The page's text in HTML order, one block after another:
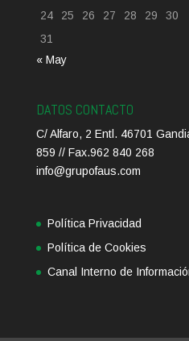
24
25 26 27 28 29
30
31
« May
DATOS CONTACTO
C/ Alfaro, 2 Entl. 46701
859 // Fax.962 840 268
info@grupofaus.com
Política Privacidad
Política de Cookies
Canal Interno de